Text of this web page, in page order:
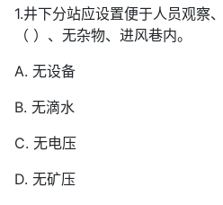
1.井下分站应设置便于人员观察
（ ）、无杂物、进风巷内。
A. 无设备
B. 无滴水
C. 无电压
D. 无矿压